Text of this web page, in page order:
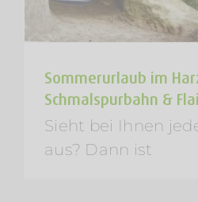
Sommerurlaub im
Schmalspurbahn &
Sieht bei Ihnen
aus? Dann ist